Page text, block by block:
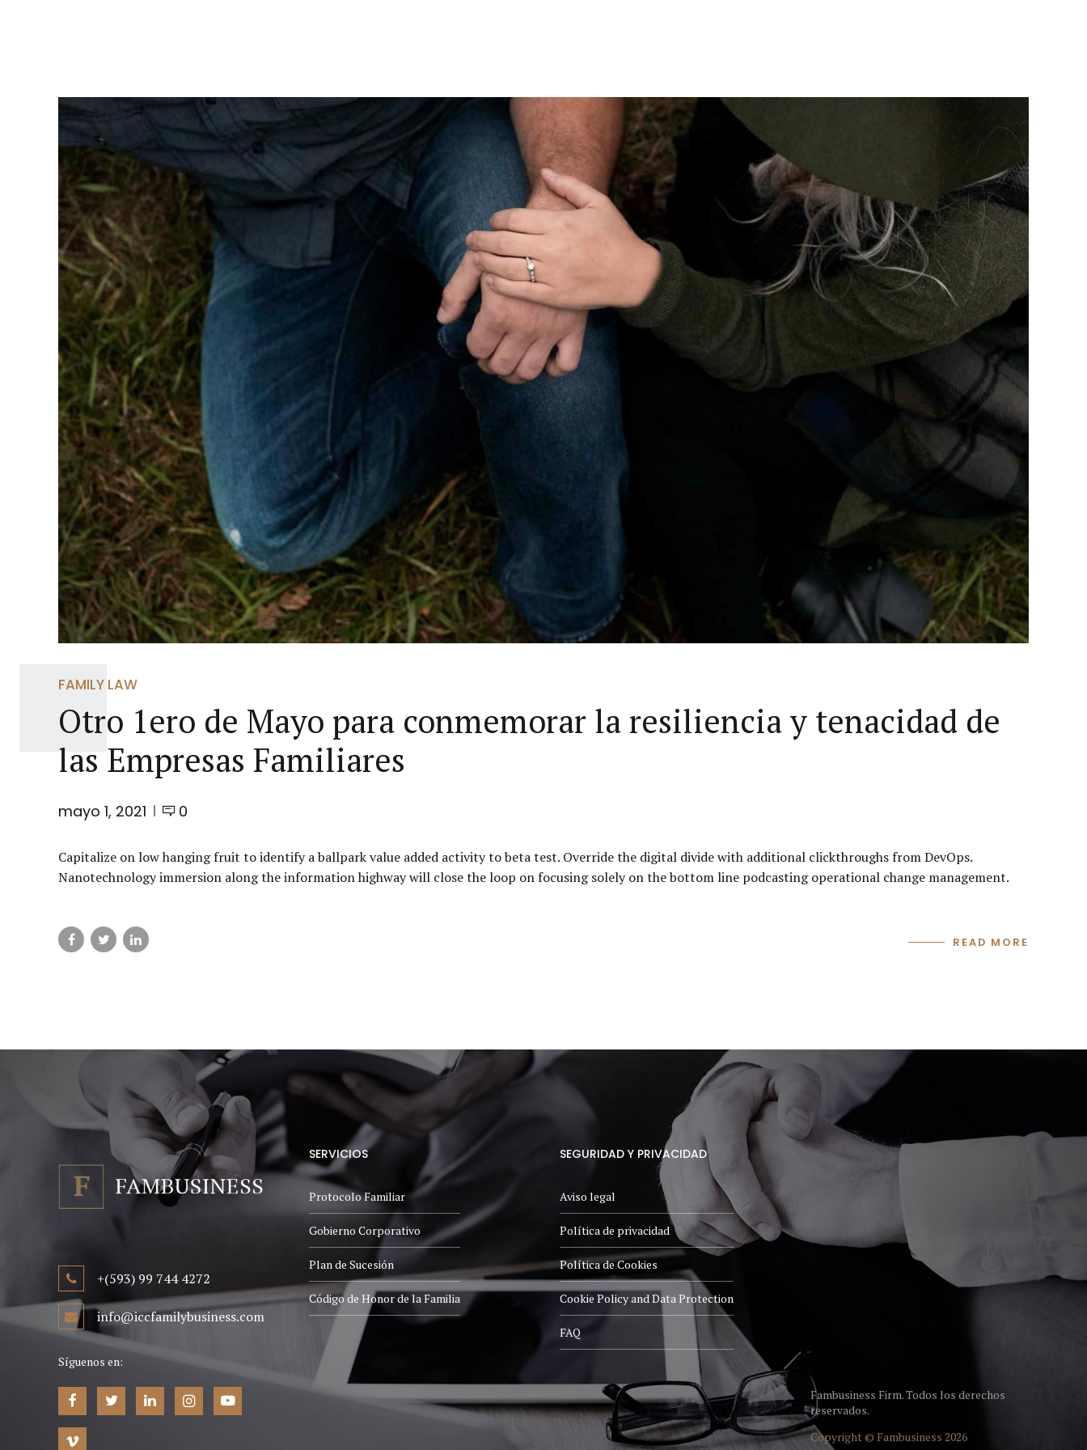
FAMILY LAW
Otro 1ero de Mayo para conmemorar la resiliencia y tenacidad de
las Empresas Familiares
mayo 1, 2021 0
Capitalize on low hanging fruit to identify a ballpark value added activity to beta test. Override the digital divide with additional clickthroughs from DevOps.
Nanotechnology immersion along the information highway will close the loop on focusing solely on the bottom line podcasting operational change management.
READ MORE
+(593) 99 744 4272
info@iccfamilybusiness.com
Síguenos en:
SERVICIOS
Protocolo Familiar
Gobierno Corporativo
Plan de Sucesión
Código de Honor de la Familia
SEGURIDAD Y PRIVACIDAD
Aviso legal
Política de privacidad
Política de Cookies
Cookie Policy and Data Protection
FAQ
Fambusiness Firm. Todos los derechos
reservados.
Copyright © Fambusiness 2026